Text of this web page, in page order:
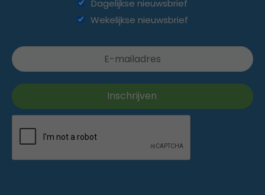
Dagelijkse nieuwsbrief
Wekelijkse nieuwsbrief